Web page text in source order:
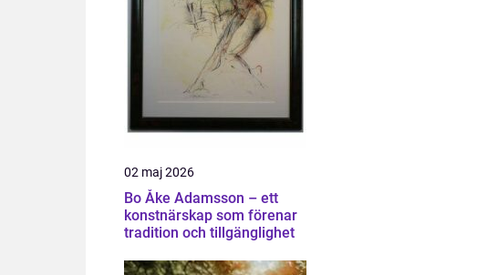
02 maj 2026
Bo Åke Adamsson – ett
konstnärskap som förenar
tradition och tillgänglighet